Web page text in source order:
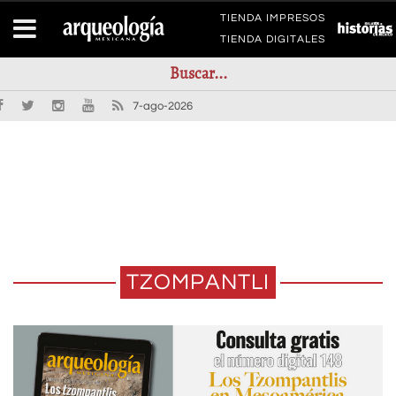
TIENDA IMPRESOS
TIENDA DIGITALES
7-ago-2026
TZOMPANTLI